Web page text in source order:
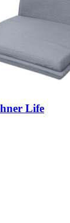
Life